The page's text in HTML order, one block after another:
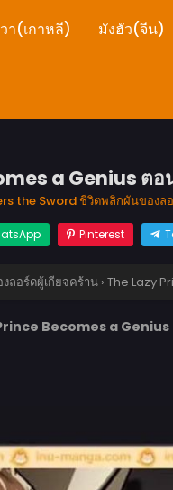
า(เกาหลี) มังฮัว(จีน)
a Genius ตอ
the Sword ชีวิตพลิกผันของล
Pinterest
ลอร์ดผู้เกียจคร้าน › The Lazy
Becomes a Genius